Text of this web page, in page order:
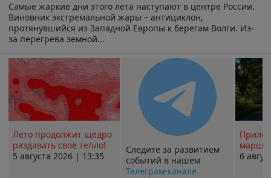
Самые жаркие дни этого лета наступают в центре России.
Виновник экстремальной жары – антициклон,
протянувшийся из Западной Европы к берегам Волги. Из-
за перегрева земной...
Лето продолжит щедро
раздавать своё тепло!
5 августа 2026 | 13:35
Следите за развитием
событий в нашем
Телеграм-канале
6